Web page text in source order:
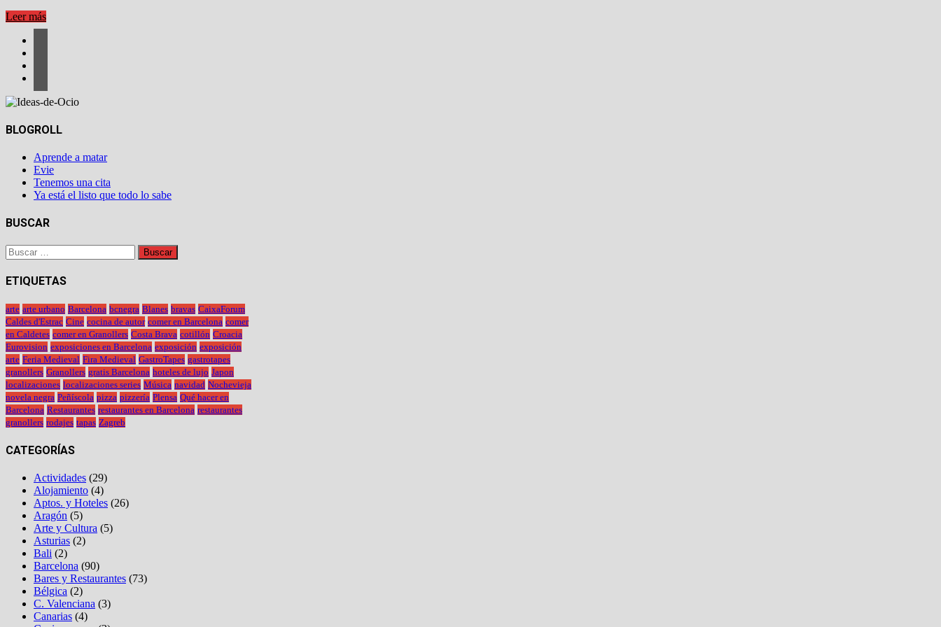
HOTEL
LUJO
GALLERIA
VIK
MILANO
Leer más
BLOGROLL
Aprende a matar
Evie
Tenemos una cita
Ya está el listo que todo lo sabe
BUSCAR
Buscar:
ETIQUETAS
arte arte urbano Barcelona bcnegra Blanes bravas CaixaForum
Caldes d'Estrac Cine cocina de autor comer en Barcelona comer
en Caldetes comer en Granollers Costa Brava cotillón Croacia
Eurovision exposiciones en Barcelona exposición exposición
arte Feria Medieval Fira Medieval GastroTapes gastrotapes
granollers Granollers gratis Barcelona hoteles de lujo Japon
localizaciones localizaciones series Música navidad Nochevieja
novela negra Peñíscola pizza pizzería Plensa Qué hacer en
Barcelona Restaurantes restaurantes en Barcelona restaurantes
granollers rodajes tapas Zagreb
CATEGORÍAS
Actividades (29)
Alojamiento (4)
Aptos. y Hoteles (26)
Aragón (5)
Arte y Cultura (5)
Asturias (2)
Bali (2)
Barcelona (90)
Bares y Restaurantes (73)
Bélgica (2)
C. Valenciana (3)
Canarias (4)